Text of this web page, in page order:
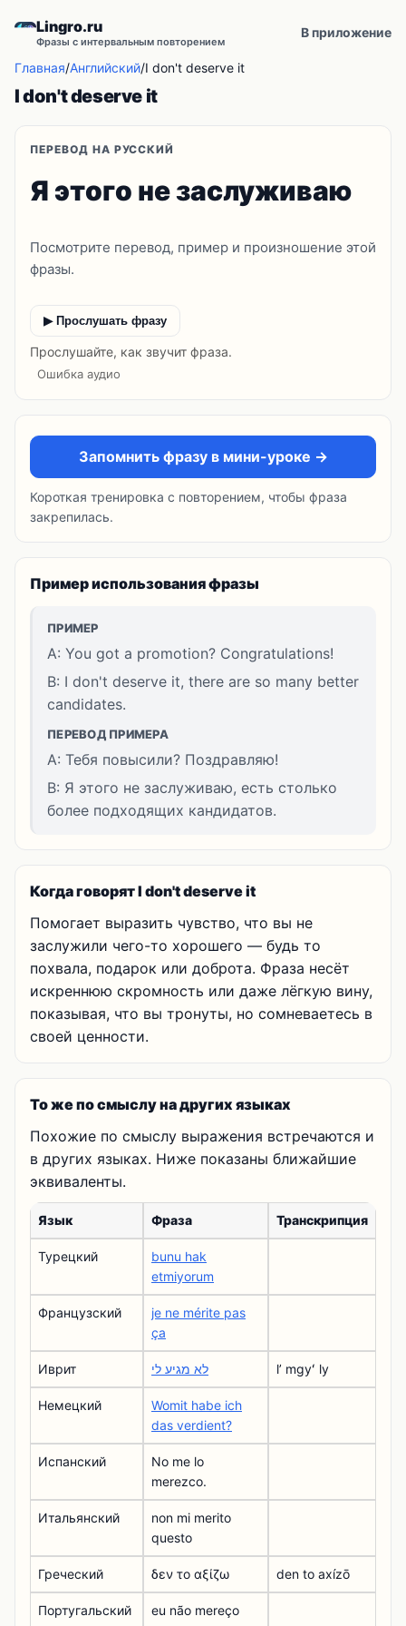
Lingro.ru
Фразы с интервальным повторением
В приложение
Главная/Английский/I don't deserve it
I don't deserve it
ПЕРЕВОД НА РУССКИЙ
Я этого не заслуживаю
Посмотрите перевод, пример и произношение этой
фразы.
▶ Прослушать фразу
Прослушайте, как звучит фраза.
Ошибка аудио
Запомнить фразу в мини-уроке →
Короткая тренировка с повторением, чтобы фраза
закрепилась.
Пример использования фразы
ПРИМЕР
A: You got a promotion? Congratulations!
B: I don't deserve it, there are so many better
candidates.
ПЕРЕВОД ПРИМЕРА
A: Тебя повысили? Поздравляю!
B: Я этого не заслуживаю, есть столько
более подходящих кандидатов.
Когда говорят I don't deserve it
Помогает выразить чувство, что вы не
заслужили чего-то хорошего — будь то
похвала, подарок или доброта. Фраза несёт
искреннюю скромность или даже лёгкую вину,
показывая, что вы тронуты, но сомневаетесь в
своей ценности.
То же по смыслу на других языках
Похожие по смыслу выражения встречаются и
в других языках. Ниже показаны ближайшие
эквиваленты.
Язык Фраза Транскрипция
Турецкий
bunu hak
etmiyorum
Французский
je ne mérite pas
ça
Иврит לא מגיע לי lʼ mgyʻ ly
Немецкий
Womit habe ich
das verdient?
Испанский
No me lo
merezco.
Итальянский
non mi merito
questo
Греческий δεν το αξίζω den to axízō
Португальский eu não mereço